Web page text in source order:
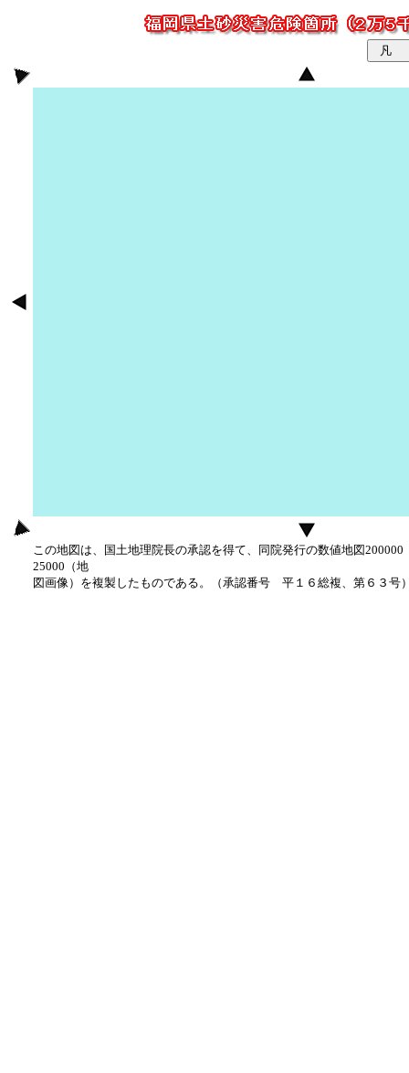
この地図は、国土地理院長の承認を得て、同院発行の数値地図
25000（地
図画像）を複製したものである。（承認番号 平１６総複、第６３号